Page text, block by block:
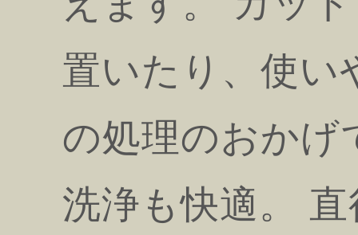
置いたり、使い
の処理のおかげ
洗浄も快適。